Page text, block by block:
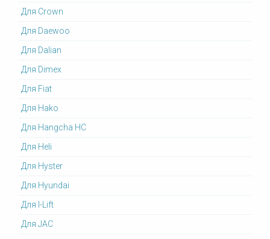
Для Crown
Для Daewoo
Для Dalian
Для Dimex
Для Fiat
Для Hako
Для Hangcha HC
Для Heli
Для Hyster
Для Hyundai
Для I-Lift
Для JAC